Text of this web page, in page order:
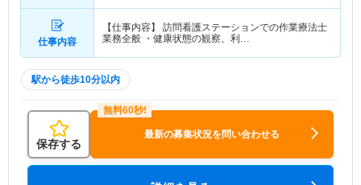
仕事内容
【仕事内容】 訪問看護ステーションでの作業療法士
業務全般 ・健康状態の観察、利…
駅から徒歩10分以内
保存する
最新の募集状況を問い合わせる